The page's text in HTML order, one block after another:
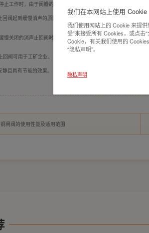
止工作时，由于阀瓣的重量和上水腔压力，使截流口迅速关闭，
阀起到缓慢消声的原因。
慢关闭的消声止回阀时，可以通过将针阀逆时针旋转2圈半来打
回阀可用于工矿企业、高层建筑由水泵直接给排水系统中。缓闭
且具有节能的效果。
铜闸阀的使用性能及适用范围
我们在本网站上使用 Cookie
我们使用网站上的 Cookie 来提
受”来接受所有 Cookies，或点击
Cookie，有关我们使用的
“隐私声明”。
隐私声明